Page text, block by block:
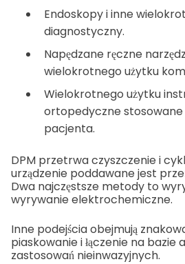
Endoskopy i inne
diagnostyczny.
Napędzane ręczne
wielokrotnego użytku
Wielokrotnego użytku
ortopedyczne
pacjenta.
DPM przetrwa czyszczenie i
urządzenie poddawane jest
Dwa najczęstsze metody to
wyrywanie elektrochemiczne.
Inne podejścia obejmują
piaskowanie i łączenie na
zastosowań nieinwazyjnych.